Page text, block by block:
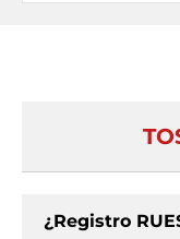
¿Registro